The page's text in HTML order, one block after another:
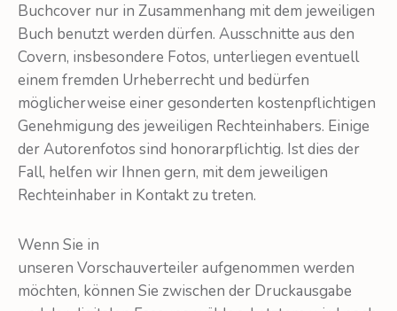
Buchcover nur in Zusammenhang mit dem jeweiligen
Buch benutzt werden dürfen. Ausschnitte aus den
Covern, insbesondere Fotos, unterliegen eventuell
einem fremden Urheberrecht und bedürfen
möglicherweise einer gesonderten kostenpflichtigen
Genehmigung des jeweiligen Rechteinhabers. Einige
der Autorenfotos sind honorarpflichtig. Ist dies der
Fall, helfen wir Ihnen gern, mit dem jeweiligen
Rechteinhaber in Kontakt zu treten.
Wenn Sie in
unseren Vorschauverteiler aufgenommen werden
möchten, können Sie zwischen der Druckausgabe